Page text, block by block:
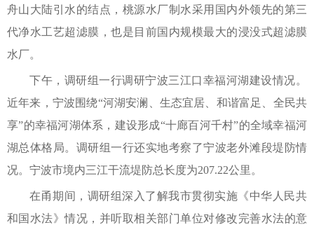
舟山大陆引水的结点，桃源水厂制水采用国内外领先的第三
代净水工艺超滤膜，也是目前国内规模最大的浸没式超滤膜
水厂。
下午，调研组一行调研宁波三江口幸福河湖建设情况。
近年来，宁波围绕“河湖安澜、生态宜居、和谐富足、全民共
享”的幸福河湖体系，建设形成“十廊百河千村”的全域幸福河
湖总体格局。调研组一行还实地考察了宁波老外滩段堤防情
况。宁波市境内三江干流堤防总长度为207.22公里。
在甬期间，调研组深入了解我市贯彻实施《中华人民共
和国水法》情况，并听取相关部门单位对修改完善水法的意